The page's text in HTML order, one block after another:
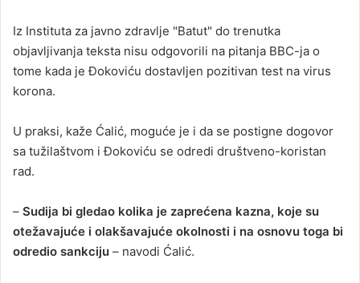
Iz Instituta za javno zdravlje "Batut" do trenutka
objavljivanja teksta nisu odgovorili na pitanja BBC-ja o
tome kada je Đokoviću dostavljen pozitivan test na virus
korona.
U praksi, kaže Ćalić, moguće je i da se postigne dogovor
sa tužilaštvom i Đokoviću se odredi društveno-koristan
rad.
– Sudija bi gledao kolika je zaprećena kazna, koje su
otežavajuće i olakšavajuće okolnosti i na osnovu toga bi
odredio sankciju – navodi Ćalić.